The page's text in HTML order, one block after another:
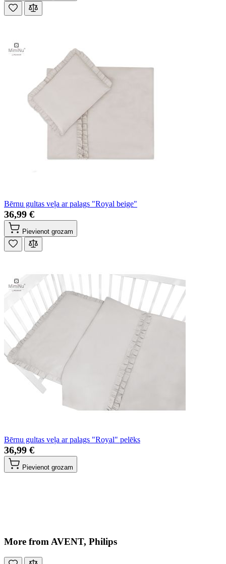
Bērnu gultas veļa ar palags "Royal beige"
36,99 €
Pievienot grozam
Bērnu gultas veļa ar palags "Royal" pelēks
36,99 €
Pievienot grozam
More from AVENT, Philips